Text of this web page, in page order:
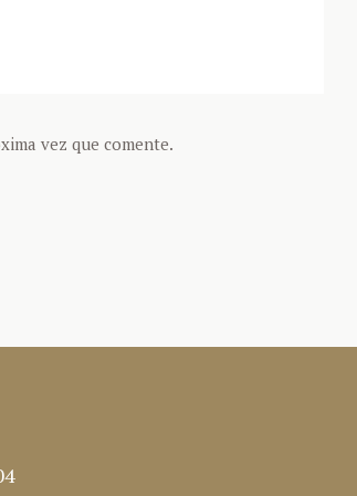
vez que comente.